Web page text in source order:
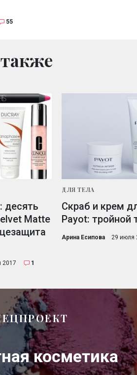
55
десять
Matte
2017 1
ДЛЯ ТЕЛА
Скраб и крем
Payot: тройной
Арина Есипова 29 июля
косметика